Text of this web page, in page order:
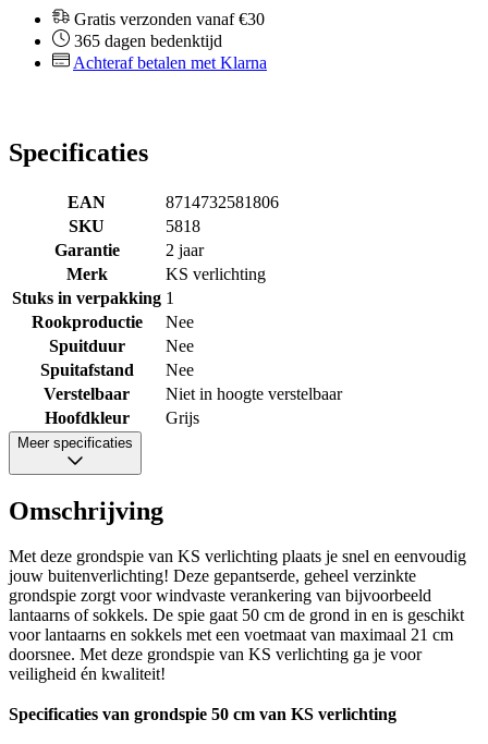
Gratis verzonden vanaf €30
365 dagen bedenktijd
Achteraf betalen met Klarna
Specificaties
EAN
8714732581806
SKU
5818
Garantie
2 jaar
Merk
KS verlichting
Stuks in verpakking 1
Rookproductie
Nee
Spuitduur
Nee
Spuitafstand
Nee
Verstelbaar
Niet in hoogte verstelbaar
Hoofdkleur
Grijs
Meer specificaties
Omschrijving
Met deze grondspie van KS verlichting plaats je snel en eenvoudig
jouw buitenverlichting! Deze gepantserde, geheel verzinkte
grondspie zorgt voor windvaste verankering van bijvoorbeeld
lantaarns of sokkels. De spie gaat 50 cm de grond in en is geschikt
voor lantaarns en sokkels met een voetmaat van maximaal 21 cm
doorsnee. Met deze grondspie van KS verlichting ga je voor
veiligheid én kwaliteit!
Specificaties van grondspie 50 cm van KS verlichting